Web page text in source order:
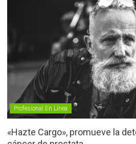
Profesional En Línea
«Hazte Cargo», promueve la